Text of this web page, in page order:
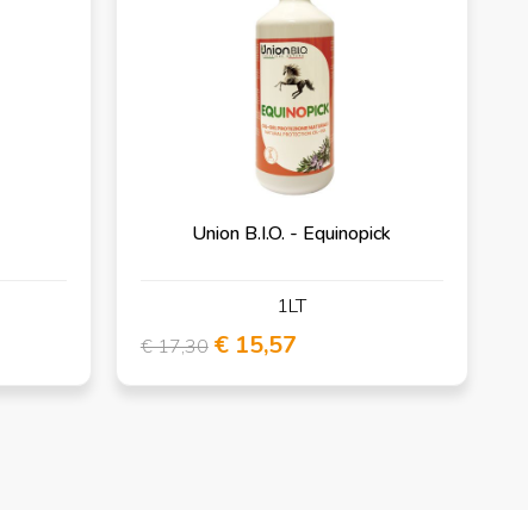
Union B.I.O. - Equinopick
1LT
€ 17,30 € 15,57